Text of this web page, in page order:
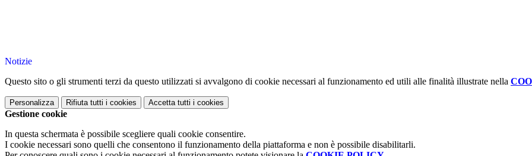
Notizie
Questo sito o gli strumenti terzi da questo utilizzati si avvalgono di cookie necessari al funzionamento ed utili alle finalità illustrate nella
Personalizza Rifiuta tutti i cookies Accetta tutti i cookies
Gestione cookie
In questa schermata è possibile scegliere quali cookie consentire.
I cookie necessari sono quelli che consentono il funzionamento della piattaforma e non è possibile disabilitarli.